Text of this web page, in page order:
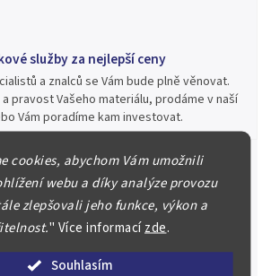
cookies, abychom Vám umožnili
webu a díky analýze provozu
zlepšovali jeho funkce, výkon a
" Více informacízde.
Souhlasím
služby za nejlepší ceny
a znalců se Vám bude plně věnovat.
pravost Vašeho materiálu, prodáme v naší
Vám poradíme kam investovat.
Vás nepřetržitě již od roku 2000
v našich aukcích prodali významné sbírky i
mincí, bankovek, řádů a vyznamenání
za rekordní ceny.